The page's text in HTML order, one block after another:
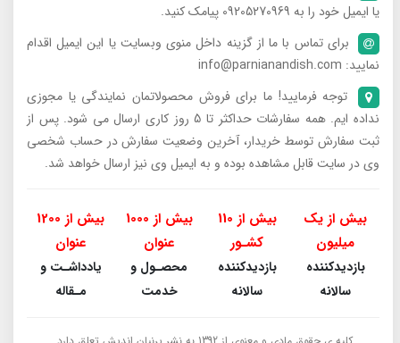
یا ایمیل خود را به 09205270969 پیامک کنید.
برای تماس با ما از گزینه داخل منوی وبسایت یا این ایمیل اقدام
نمایید: info@parnianandish.com
توجه فرمایید! ما برای فروش محصولاتمان نمایندگی یا مجوزی
نداده ایم. همه سفارشات حداکثر تا 5 روز کاری ارسال می شود. پس از
ثبت سفارش توسط خریدار، آخرین وضعیت سفارش در حساب شخصی
وی در سایت قابل مشاهده بوده و به ایمیل وی نیز ارسال خواهد شد.
بیش از یک
میلیون
بازدیدکننده
سالانه
بیش از 110
کشـور
بازدیدکننده
سالانه
بیش از 1000
عنوان
محصـول و
خدمت
بیش از 1200
عنوان
یادداشـت و
مـقاله